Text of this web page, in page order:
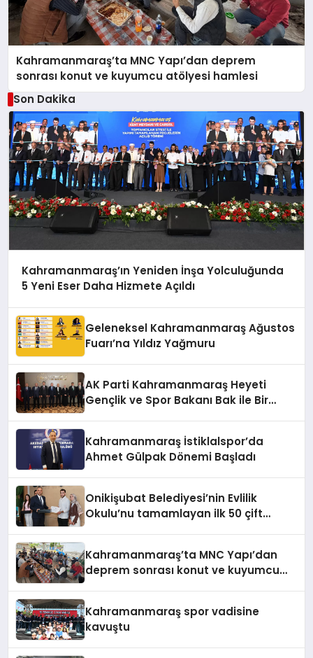
Kahramanmaraş’ta MNC Yapı’dan deprem
sonrası konut ve kuyumcu atölyesi hamlesi
Son Dakika
Kahramanmaraş’ın Yeniden İnşa Yolculuğunda
5 Yeni Eser Daha Hizmete Açıldı
Geleneksel Kahramanmaraş Ağustos
Fuarı’na Yıldız Yağmuru
AK Parti Kahramanmaraş Heyeti
Gençlik ve Spor Bakanı Bak ile Bir
Kahramanmaraş İstiklalspor’da
Ahmet Gülpak Dönemi Başladı
Onikişubat Belediyesi’nin Evlilik
Okulu’nu tamamlayan ilk 50 çift
Kahramanmaraş’ta MNC Yapı’dan
deprem sonrası konut ve kuyumcu
Kahramanmaraş spor vadisine
kavuştu